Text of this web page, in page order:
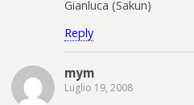
Gianluca (Sakun)
Reply
mym
Luglio 19, 2008